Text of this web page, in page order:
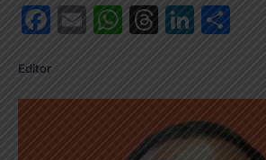
Facebook
EmailWhatsApp
Threads
Editor